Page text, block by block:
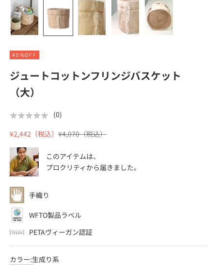
40%OFF
ジュートコットンフリンジバスケット
（大）
★★★★★
★★★★★ (0)
セール価格
¥2,442（税込） 通常価格
¥4,070（税込）
このアイテムは、
プロクリティ から届きました。
手織り
WFTO製品ラベル
PETAヴィーガン認証
カラー:生成り系